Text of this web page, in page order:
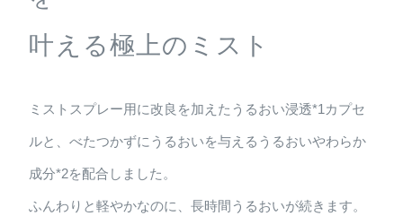
叶える極上のミスト
ミストスプレー用に改良を加えたうるおい浸透*1カプセ
ルと、べたつかずにうるおいを与えるうるおいやわらか
成分*2を配合しました。
ふんわりと軽やかなのに、長時間うるおいが続きます。